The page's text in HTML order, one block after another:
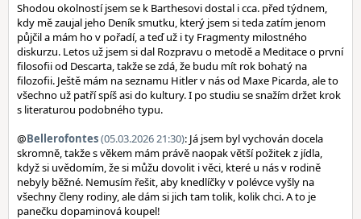
Shodou okolností jsem se k Barthesovi dostal i cca. před týdnem,
kdy mě zaujal jeho Deník smutku, který jsem si teda zatím jenom
půjčil a mám ho v pořadí, a teď už i ty Fragmenty milostného
diskurzu. Letos už jsem si dal Rozpravu o metodě a Meditace o první
filosofii od Descarta, takže se zdá, že budu mít rok bohatý na
filozofii. Ještě mám na seznamu Hitler v nás od Maxe Picarda, ale to
všechno už patří spíš asi do kultury. I po studiu se snažím držet krok
s literaturou podobného typu.
@Bellerofontes(05.03.2026 21:30): Já jsem byl vychován docela
skromně, takže s věkem mám právě naopak větší požitek z jídla,
když si uvědomím, že si můžu dovolit i věci, které u nás v rodině
nebyly běžné. Nemusím řešit, aby knedlíčky v polévce vyšly na
všechny členy rodiny, ale dám si jich tam tolik, kolik chci. A to je
panečku dopaminová koupel!